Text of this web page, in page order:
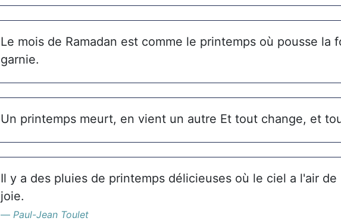
Le mois de Ramadan est comme le printemps où pousse la
garnie.
Un printemps meurt, en vient un autre Et tout change, et
Il y a des pluies de printemps délicieuses où le ciel a l'air
joie.
Paul-Jean Toulet